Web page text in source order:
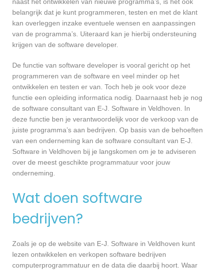
belangrijk dat je kunt programmeren, testen en met de klant
kan overleggen inzake eventuele wensen en aanpassingen
van de programma’s. Uiteraard kan je hierbij ondersteuning
krijgen van de software developer.
De functie van software developer is vooral gericht op het
programmeren van de software en veel minder op het
ontwikkelen en testen er van. Toch heb je ook voor deze
functie een opleiding informatica nodig. Daarnaast heb je nog
de software consultant van E-J. Software in Veldhoven. In
deze functie ben je verantwoordelijk voor de verkoop van de
juiste programma’s aan bedrijven. Op basis van de behoeften
van een onderneming kan de software consultant van E-J.
Software in Veldhoven bij je langskomen om je te adviseren
over de meest geschikte programmatuur voor jouw
onderneming.
Wat doen software
bedrijven?
Zoals je op de website van E-J. Software in Veldhoven kunt
lezen ontwikkelen en verkopen software bedrijven
computerprogrammatuur en de data die daarbij hoort. Waar